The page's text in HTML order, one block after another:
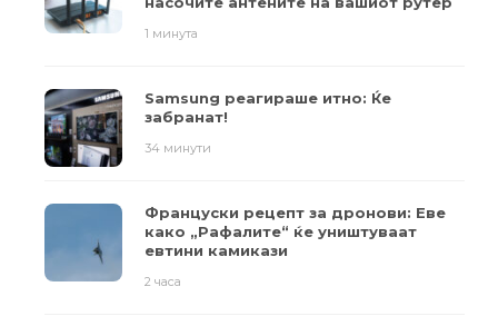
1 минута
Samsung реагираше итно: Ќе
забранат!
34 минути
Француски рецепт за дронови: Еве
како „Рафалите“ ќе уништуваат
евтини камикази
2 часа